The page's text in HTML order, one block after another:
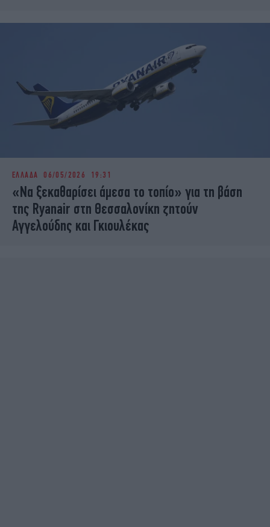
ΕΛΛΑΔΑ 06/05/2026 19:31
«Να ξεκαθαρίσει άμεσα το τοπίο» για τη βάση
της Ryanair στη Θεσσαλονίκη ζητούν
Αγγελούδης και Γκιουλέκας